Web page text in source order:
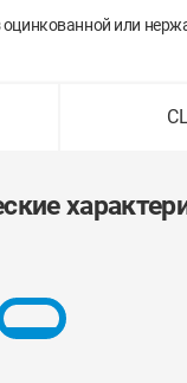
оцинкованной или